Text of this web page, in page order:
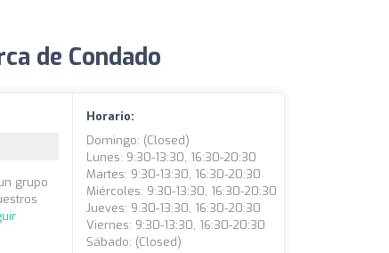
de Condado
grupo
Horario:
Domingo: (closed)
Lunes: 9:30-13:30, 16:30-20:30
Martes: 9:30-13:30, 16:30-20:30
Miércoles: 9:30-13:30, 16:30-20:30
Jueves: 9:30-13:30, 16:30-20:30
Viernes: 9:30-13:30, 16:30-20:30
Sábado: (closed)